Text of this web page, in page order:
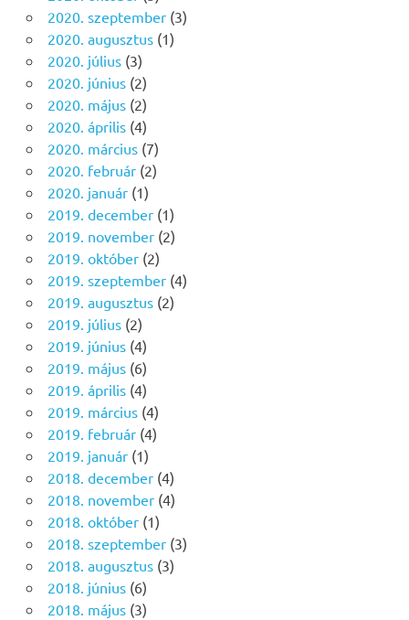
2020. szeptember(3)
2020. augusztus(1)
2020. július(3)
2020. június(2)
2020. május(2)
2020. április(4)
2020. március(7)
2020. február(2)
2020. január(1)
2019. december(1)
2019. november(2)
2019. október(2)
2019. szeptember(4)
2019. augusztus(2)
2019. július(2)
2019. június(4)
2019. május(6)
2019. április(4)
2019. március(4)
2019. február(4)
2019. január(1)
2018. december(4)
2018. november(4)
2018. október(1)
2018. szeptember(3)
2018. augusztus(3)
2018. június(6)
2018. május(3)